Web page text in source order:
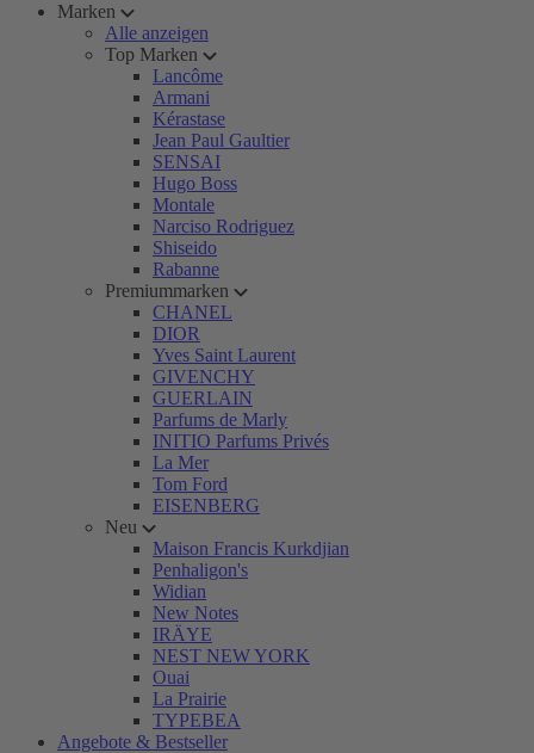
Marken
Alle anzeigen
Top Marken
Lancôme
Armani
Kérastase
Jean Paul Gaultier
SENSAI
Hugo Boss
Montale
Narciso Rodriguez
Shiseido
Rabanne
Premiummarken
CHANEL
DIOR
Yves Saint Laurent
GIVENCHY
GUERLAIN
Parfums de Marly
INITIO Parfums Privés
La Mer
Tom Ford
EISENBERG
Neu
Maison Francis Kurkdjian
Penhaligon's
Widian
New Notes
IRÄYE
NEST NEW YORK
Ouai
La Prairie
TYPEBEA
Angebote & Bestseller